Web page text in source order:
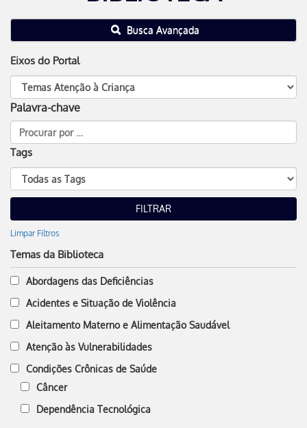
Busca Avançada
Eixos do Portal
Palavra-chave
Tags
Limpar Filtros
Temas da Biblioteca
Abordagens das Deficiências
Acidentes e Situação de Violência
Aleitamento Materno e Alimentação Saudável
Atenção às Vulnerabilidades
Condições Crônicas de Saúde
Câncer
Dependência Tecnológica